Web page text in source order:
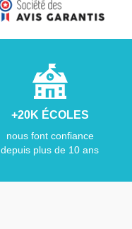
+20K ÉCOLES
nous font confiance
depuis plus de 10 ans